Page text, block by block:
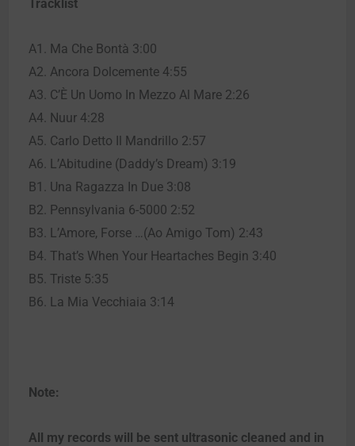
Tracklist
A1. Ma Che Bontà 3:00
A2. Ancora Dolcemente 4:55
A3. C’È Un Uomo In Mezzo Al Mare 2:26
A4. Nuur 4:28
A5. Carlo Detto Il Mandrillo 2:57
A6. L’Abitudine (Daddy’s Dream) 3:19
B1. Una Ragazza In Due 3:08
B2. Pennsylvania 6-5000 2:52
B3. L’Amore, Forse …(Ao Amigo Tom) 2:43
B4. That’s When Your Heartaches Begin 3:40
B5. Triste 5:35
B6. La Mia Vecchiaia 3:14
Note:
All my records will be sent ultrasonic cleaned and in